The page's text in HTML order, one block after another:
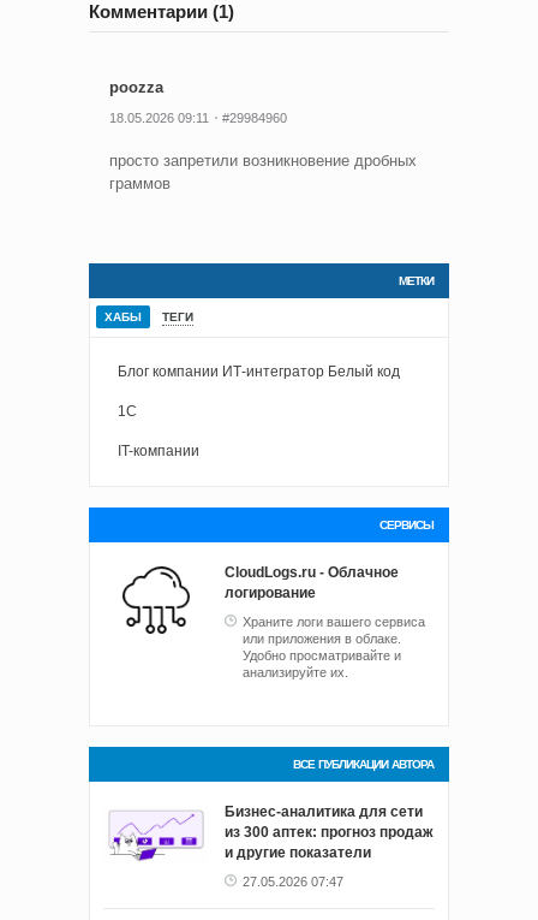
Комментарии (1)
poozza
18.05.2026 09:11 #29984960
просто запретили возникновение дробных
граммов
МЕТКИ
ХАБЫ ТЕГИ
Блог компании ИТ-интегратор Белый код
1С
IT-компании
СЕРВИСЫ
CloudLogs.ru - Облачное
логирование
Храните логи вашего сервиса
или приложения в облаке.
Удобно просматривайте и
анализируйте их.
ВСЕ ПУБЛИКАЦИИ АВТОРА
Бизнес-аналитика для сети
из 300 аптек: прогноз продаж
и другие показатели
27.05.2026 07:47